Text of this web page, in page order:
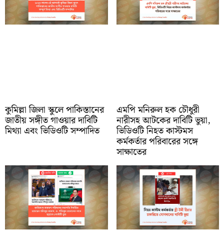
কুমিল্লা জিলা স্কুলে পাকিস্তানের
জাতীয় সঙ্গীত গাওয়ার দাবিটি
মিথ্যা এবং ভিডিওটি সম্পাদিত
এমপি মনিরুল হক চৌধুরী
নারীসহ আটকের দাবিটি ভুয়া,
ভিডিওটি নিহত কাস্টমস
কর্মকর্তার পরিবারের সঙ্গে
সাক্ষাতের